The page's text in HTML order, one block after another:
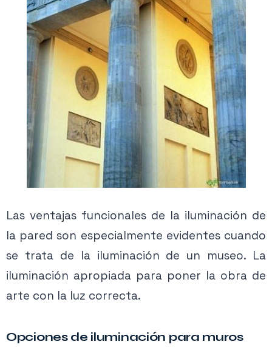
Las ventajas funcionales de la iluminación de
la pared son especialmente evidentes cuando
se trata de la iluminación de un museo. La
iluminación apropiada para poner la obra de
arte con la luz correcta.
Opciones de iluminación para muros